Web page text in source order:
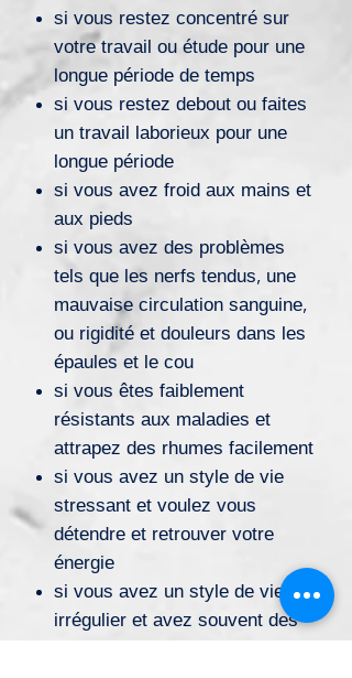
si vous restez concentré sur
votre travail ou étude pour une
longue période de temps
si vous restez debout ou faites
un travail laborieux pour une
longue période
si vous avez froid aux mains et
aux pieds
si vous avez des problèmes
tels que les nerfs tendus, une
mauvaise circulation sanguine,
ou rigidité et douleurs dans les
épaules et le cou
si vous êtes faiblement
résistants aux maladies et
attrapez des rhumes facilement
si vous avez un style de vie
stressant et voulez vous
détendre et retrouver votre
énergie
si vous avez un style de vie
irrégulier et avez souvent des